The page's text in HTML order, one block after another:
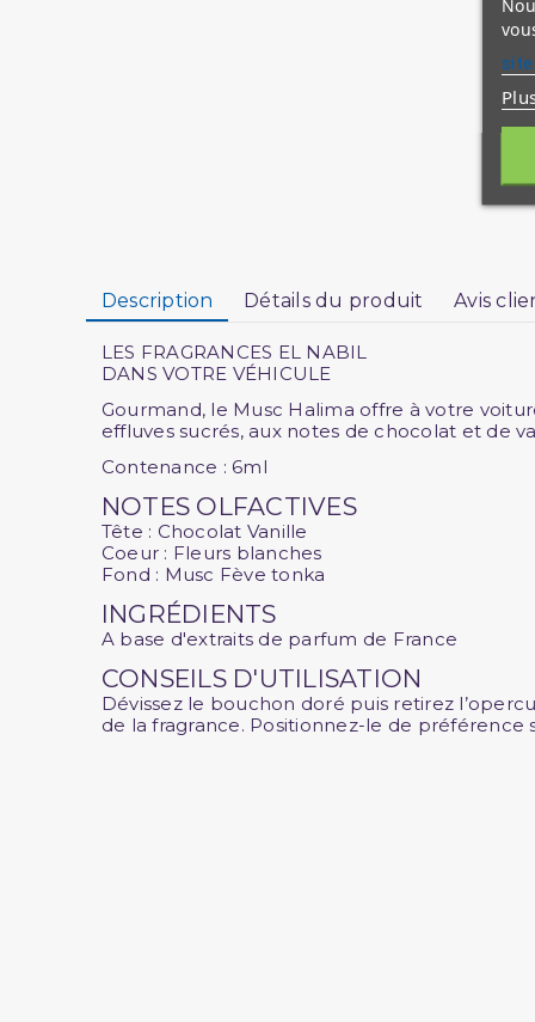
Description Détails du produit Avis
LES FRAGRANCES EL NABIL
DANS VOTRE VÉHICULE
Gourmand, le Musc Halima offre à votre
effluves sucrés, aux notes de chocolat et de
Contenance : 6ml
NOTES OLFACTIVES
Tête : Chocolat Vanille
Coeur : Fleurs blanches
Fond : Musc Fève tonka
INGRÉDIENTS
A base d'extraits de parfum de France
CONSEILS D'UTILISATION
Dévissez le bouchon doré puis retirez
de la fragrance. Positionnez-le de